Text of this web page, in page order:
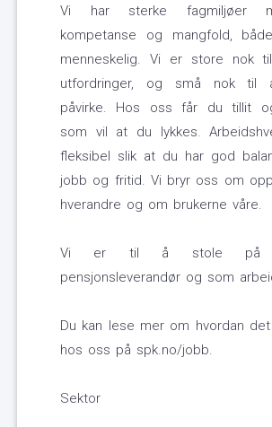
Vi har sterke fagmiljøer
kompetanse og mangfold,
menneskelig. Vi er store nok
utfordringer, og små nok til
påvirke. Hos oss får du tillit
som vil at du lykkes.
fleksibel slik at du har god
jobb og fritid. Vi bryr oss om
hverandre og om brukerne våre.
Vi er til å stole på
pensjonsleverandør og som
Du kan lese mer om hvordan
hos oss på spk.no/jobb.
Sektor